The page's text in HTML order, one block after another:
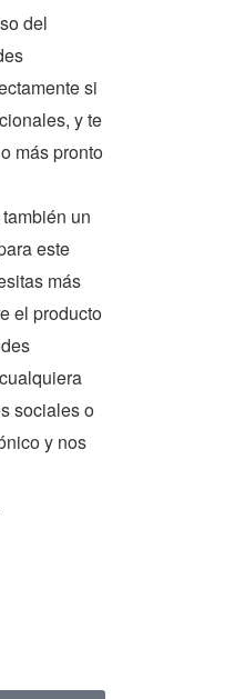
del
si
y te
más pronto
un
este
más
el producto
sociales o
y nos